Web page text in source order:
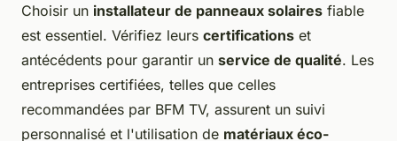
Choisir un installateur de panneaux solaires fiable
est essentiel. Vérifiez leurs certifications et
antécédents pour garantir un service de qualité. Les
entreprises certifiées, telles que celles
recommandées par BFM TV, assurent un suivi
personnalisé et l'utilisation de matériaux éco-